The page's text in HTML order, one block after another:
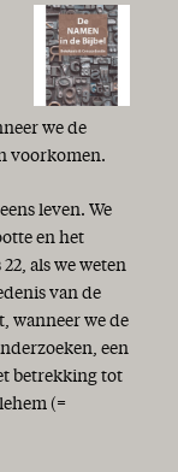
we de
voorkomen.
leven. We
en het
als we weten
van de
wanneer we de
een
betrekking tot
(=